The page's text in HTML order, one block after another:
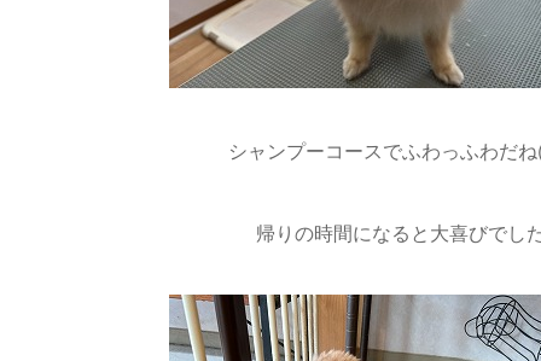
シャンプーコースでふわっふわだね
帰りの時間になると大喜びでし